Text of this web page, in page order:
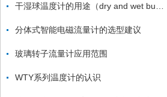
分体式智能电磁流量计的选型建议
玻璃转子流量计应用范围
WTY系列温度计的认识